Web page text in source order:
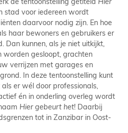
stad voor iedereen wordt
daarvoor nodig zijn. En hoe
haar bewoners en gebruikers er
kunnen, als je niet uitkijkt,
worden gesloopt, grachten
verrijzen met garages en
In deze tentoonstelling kunt
er wél door professionals,
én in onderling overleg wordt
Hier gebeurt het! Daarbij
tot in Zanzibar in Oost-